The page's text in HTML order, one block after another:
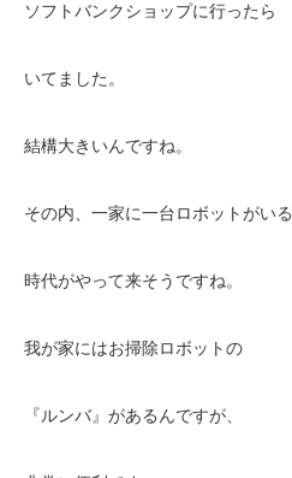
ソフトバンクショップに行ったら
いてました。
結構大きいんですね。
その内、一家に一台ロボットがいる
時代がやって来そうですね。
我が家にはお掃除ロボットの
『ルンバ』があるんですが、